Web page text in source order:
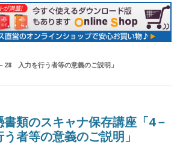
28 入力を行う者等の意義のご説明」
類のスキャナ保存講座「4－
者等の意義のご説明」